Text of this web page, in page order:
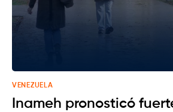
VENEZUELA
Inameh pronosticó